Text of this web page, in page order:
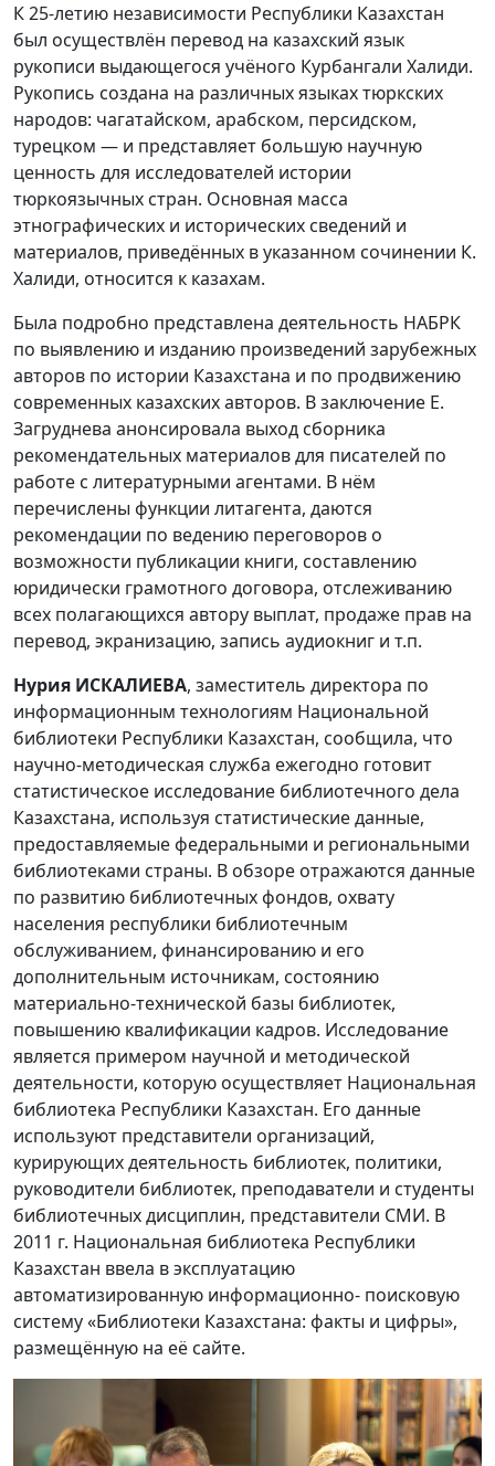
К 25-летию независимости Республики Казахстан
был осуществлён перевод на казахский язык
рукописи выдающегося учёного Курбангали Халиди.
Рукопись создана на различных языках тюркских
народов: чагатайском, арабском, персидском,
турецком — и представляет большую научную
ценность для исследователей истории
тюркоязычных стран. Основная масса
этнографических и исторических сведений и
материалов, приведённых в указанном сочинении К.
Халиди, относится к казахам.
Была подробно представлена деятельность НАБРК
по выявлению и изданию произведений зарубежных
авторов по истории Казахстана и по продвижению
современных казахских авторов. В заключение Е.
Загруднева анонсировала выход сборника
рекомендательных материалов для писателей по
работе с литературными агентами. В нём
перечислены функции литагента, даются
рекомендации по ведению переговоров о
возможности публикации книги, составлению
юридически грамотного договора, отслеживанию
всех полагающихся автору выплат, продаже прав на
перевод, экранизацию, запись аудиокниг и т.п.
Нурия ИСКАЛИЕВА, заместитель директора по
информационным технологиям Национальной
библиотеки Республики Казахстан, сообщила, что
научно-методическая служба ежегодно готовит
статистическое исследование библиотечного дела
Казахстана, используя статистические данные,
предоставляемые федеральными и региональными
библиотеками страны. В обзоре отражаются данные
по развитию библиотечных фондов, охвату
населения республики библиотечным
обслуживанием, финансированию и его
дополнительным источникам, состоянию
материально-технической базы библиотек,
повышению квалификации кадров. Исследование
является примером научной и методической
деятельности, которую осуществляет Национальная
библиотека Республики Казахстан. Его данные
используют представители организаций,
курирующих деятельность библиотек, политики,
руководители библиотек, преподаватели и студенты
библиотечных дисциплин, представители СМИ. В
2011 г. Национальная библиотека Республики
Казахстан ввела в эксплуатацию
автоматизированную информационно- поисковую
систему «Библиотеки Казахстана: факты и цифры»,
размещённую на её сайте.